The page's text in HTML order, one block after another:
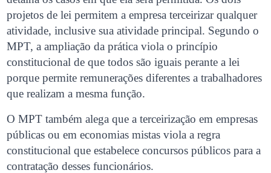
projetos de lei permitem a empresa terceirizar qualquer
atividade, inclusive sua atividade principal. Segundo o
MPT, a ampliação da prática viola o princípio
constitucional de que todos são iguais perante a lei
porque permite remunerações diferentes a trabalhadores
que realizam a mesma função.
O MPT também alega que a terceirização em empresas
públicas ou em economias mistas viola a regra
constitucional que estabelece concursos públicos para a
contratação desses funcionários.